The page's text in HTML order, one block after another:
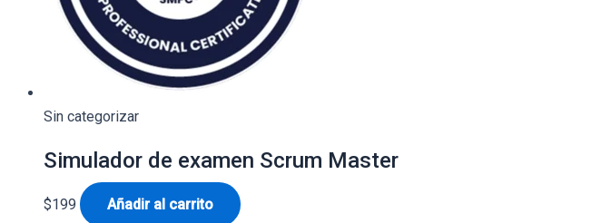
Sin categorizar
Simulador de examen Scrum Master
$199 Añadir al carrito